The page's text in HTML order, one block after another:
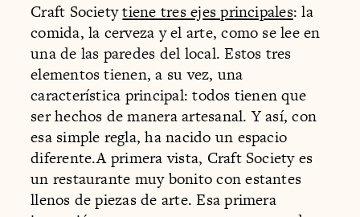
Craft Societytiene tres ejes principales: la
comida, la cerveza y el arte, como se lee en
una de las paredes del local. Estos tres
elementos tienen, a su vez, una
característica principal: todos tienen que
ser hechos de manera artesanal. Y así, con
esa simple regla, ha nacido un espacio
diferente.A primera vista, Craft Society es
un restaurante muy bonito con estantes
llenos de piezas de arte. Esa primera